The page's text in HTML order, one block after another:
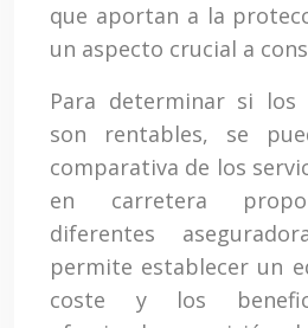
que aportan a la
un aspecto crucial a
Para determinar si los
son rentables, se
comparativa de los
en carretera
diferentes
permite establecer un
coste y los